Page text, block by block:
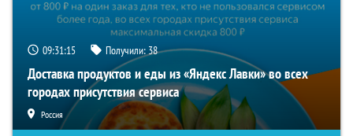
09:31:15 Получили:38
Доставка продуктов и еды из «Яндекс Лавки» во всех
городах присутствия сервиса
Россия